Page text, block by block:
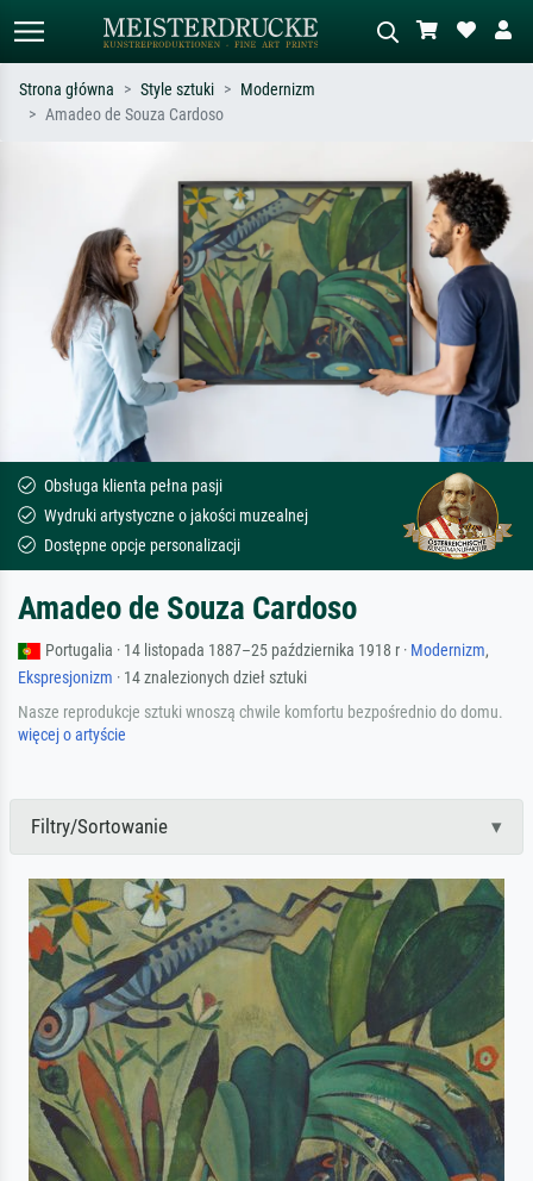
Monet, Gwiaździsta noc,
impresjonizm, fala Hokusaia, akt.
Opisz scenę – np. zielona łąka,
abstrakcja z czerwienią, ciemny olej,
stojący akt obok drzewa.
Strona główna Style sztuki
Modernizm
Amadeo de Souza Cardoso
Obsługa klienta pełna pasji
Wydruki artystyczne o jakości muzealnej
Dostępne opcje personalizacji
Amadeo de Souza Cardoso
Portugalia · 14 listopada 1887–25 października 1918 r · Modernizm,
Ekspresjonizm · 14 znalezionych dzieł sztuki
Nasze reprodukcje sztuki wnoszą chwile komfortu bezpośrednio do domu.
więcej o artyście
Filtry/Sortowanie